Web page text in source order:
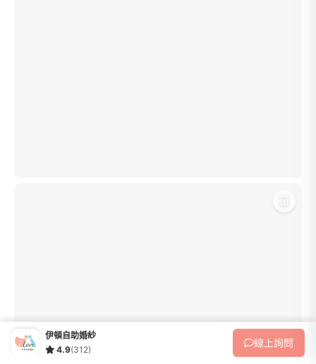
伊頓自助婚紗
4.9(312)
線上詢問